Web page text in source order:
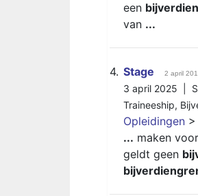
een
van ...
4. Stage 2 april
3 april 2025 |
Traineeship,
Opleidingen >
... maken
geldt geen